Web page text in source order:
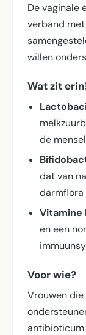
De vaginale
verband
willen
Wat zit
de
dat van
darmflora
Vitamine
en een
Voor wie?
Vrouwen
antibioticum